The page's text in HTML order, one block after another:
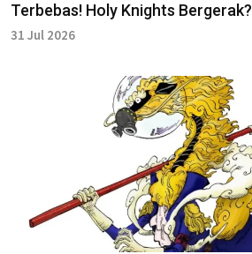
Terbebas! Holy Knights Bergerak?
31 Jul 2026